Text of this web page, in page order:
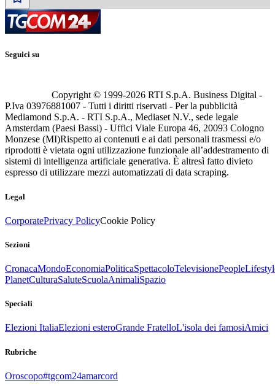
Seguici su
Copyright © 1999-2026 RTI S.p.A. Business Digital -
P.Iva 03976881007 - Tutti i diritti riservati - Per la pubblicità
Mediamond S.p.A. - RTI S.p.A., Mediaset N.V., sede legale
Amsterdam (Paesi Bassi) - Uffici Viale Europa 46, 20093 Cologno
Monzese (MI)Rispetto ai contenuti e ai dati personali trasmessi e/o
riprodotti è vietata ogni utilizzazione funzionale all’addestramento di
sistemi di intelligenza artificiale generativa. È altresì fatto divieto
espresso di utilizzare mezzi automatizzati di data scraping.
Legal
CorporatePrivacy PolicyCookie Policy
Sezioni
CronacaMondoEconomiaPoliticaSpettacoloTelevisionePeople
PlanetCulturaSaluteScuolaAnimaliSpazio
Speciali
Elezioni ItaliaElezioni esteroGrande FratelloL'isola dei famosiAmici
Rubriche
Oroscopo#tgcom24amarcord